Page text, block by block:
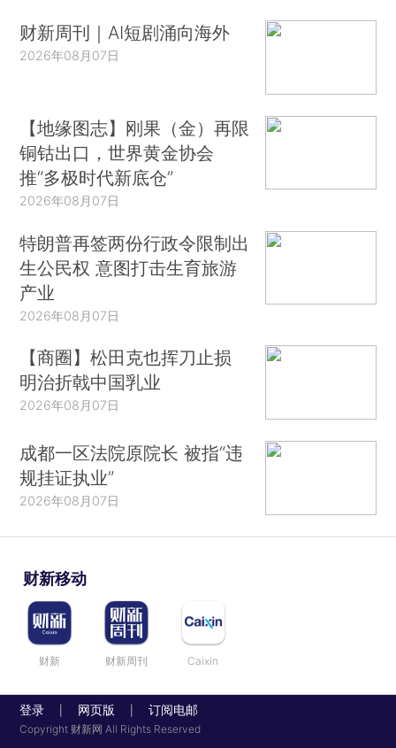
财新周刊｜AI短剧涌向海外
2026年08月07日
【地缘图志】刚果（金）再限
铜钴出口，世界黄金协会
推“多极时代新底仓”
2026年08月07日
特朗普再签两份行政令限制出
生公民权 意图打击生育旅游
产业
2026年08月07日
【商圈】松田克也挥刀止损
明治折戟中国乳业
2026年08月07日
成都一区法院原院长 被指“违
规挂证执业”
2026年08月07日
财新移动
财新 财新周刊 Caixin
登录 网页版 订阅电邮
Copyright 财新网 All Rights Reserved